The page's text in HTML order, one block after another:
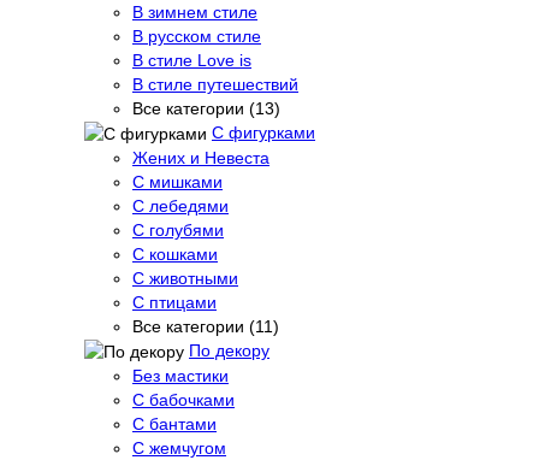
В зимнем стиле
В русском стиле
В стиле Love is
В стиле путешествий
Все категории (13)
С фигурками
Жених и Невеста
С мишками
С лебедями
С голубями
С кошками
С животными
С птицами
Все категории (11)
По декору
Без мастики
С бабочками
С бантами
С жемчугом